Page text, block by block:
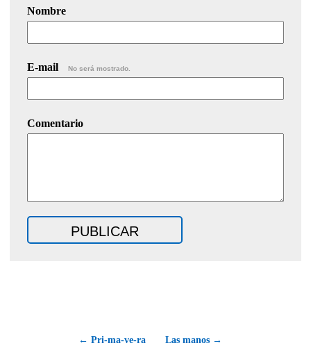
Nombre
E-mail No será mostrado.
Comentario
← Pri-ma-ve-ra Las manos →